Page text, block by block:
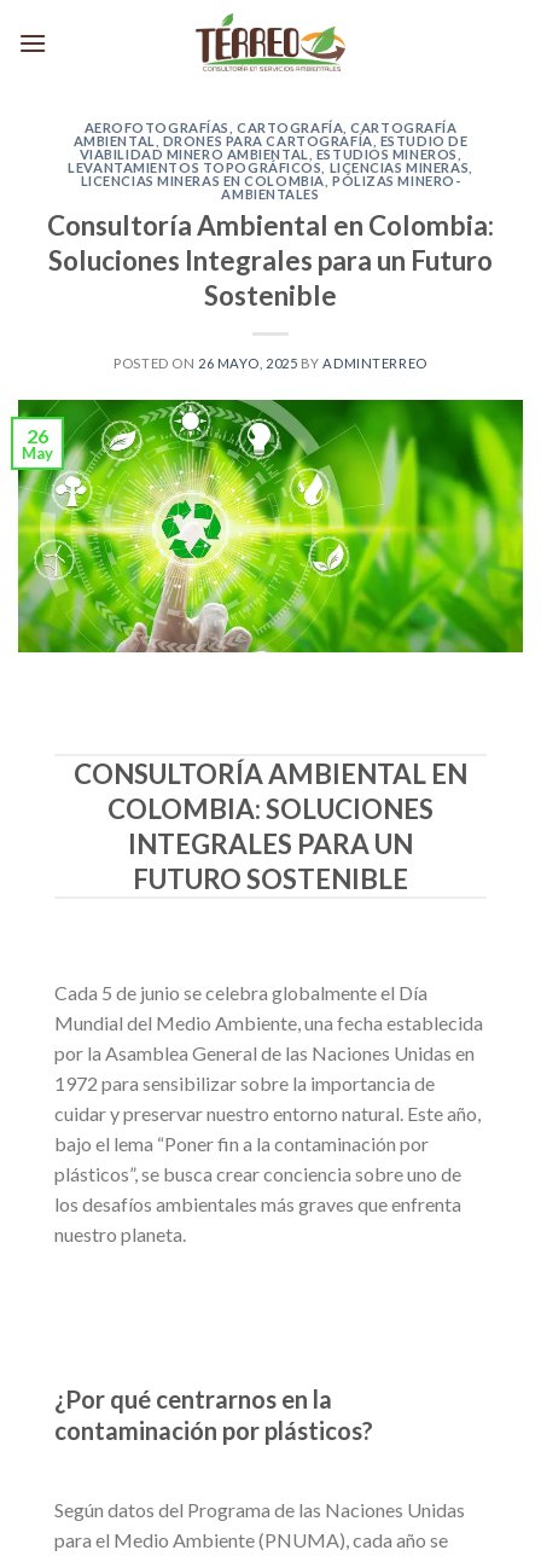
AEROFOTOGRAFÍAS ,CARTOGRAFÍA ,CARTOGRAFÍA
AMBIENTAL
DRONES PARA CARTOGRAFÍA ESTUDIO DE
VIABILIDAD MINERO AMBIENTAL
ESTUDIOS MINEROS
LEVANTAMIENTOS TOPOGRÁFICOS
LICENCIAS MINERAS
LICENCIAS MINERAS EN COLOMBIA PÓLIZAS MINERO-
AMBIENTALES
Consultoría Ambiental en Colombia:
Soluciones Integrales para un Futuro
Sostenible
POSTED ON 26 MAYO, 2025 BY ADMINTERREO
26
May
CONSULTORÍA AMBIENTAL EN
COLOMBIA: SOLUCIONES
INTEGRALES PARA UN
FUTURO SOSTENIBLE
Cada 5 de junio se celebra globalmente el Día
Mundial del Medio Ambiente, una fecha establecida
por la Asamblea General de las Naciones Unidas en
1972 para sensibilizar sobre la importancia de
cuidar y preservar nuestro entorno natural. Este año,
bajo el lema “Poner fin a la contaminación por
plásticos”, se busca crear conciencia sobre uno de
los desafíos ambientales más graves que enfrenta
nuestro planeta.
¿Por qué centrarnos en la
contaminación por plásticos?
Según datos del Programa de las Naciones Unidas
para el Medio Ambiente (PNUMA), cada año se